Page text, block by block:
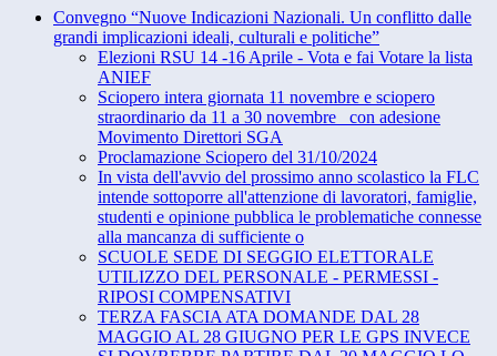
Convegno “Nuove Indicazioni Nazionali. Un conflitto dalle
grandi implicazioni ideali, culturali e politiche”
Elezioni RSU 14 -16 Aprile - Vota e fai Votare la lista
ANIEF
Sciopero intera giornata 11 novembre e sciopero
straordinario da 11 a 30 novembre_ con adesione
Movimento Direttori SGA
Proclamazione Sciopero del 31/10/2024
In vista dell'avvio del prossimo anno scolastico la FLC
intende sottoporre all'attenzione di lavoratori, famiglie,
studenti e opinione pubblica le problematiche connesse
alla mancanza di sufficiente o
SCUOLE SEDE DI SEGGIO ELETTORALE
UTILIZZO DEL PERSONALE - PERMESSI -
RIPOSI COMPENSATIVI
TERZA FASCIA ATA DOMANDE DAL 28
MAGGIO AL 28 GIUGNO PER LE GPS INVECE